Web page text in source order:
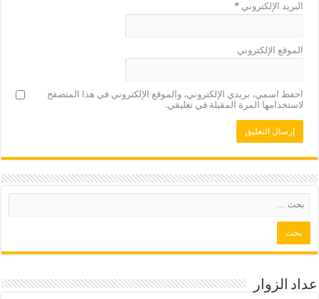
البريد الإلكتروني*
الموقع الإلكتروني
احفظ اسمي، بريدي الإلكتروني، والموقع الإلكتروني في هذا المتصفح
لاستخدامها المرة المقبلة في تعليقي.
عداد الزوار